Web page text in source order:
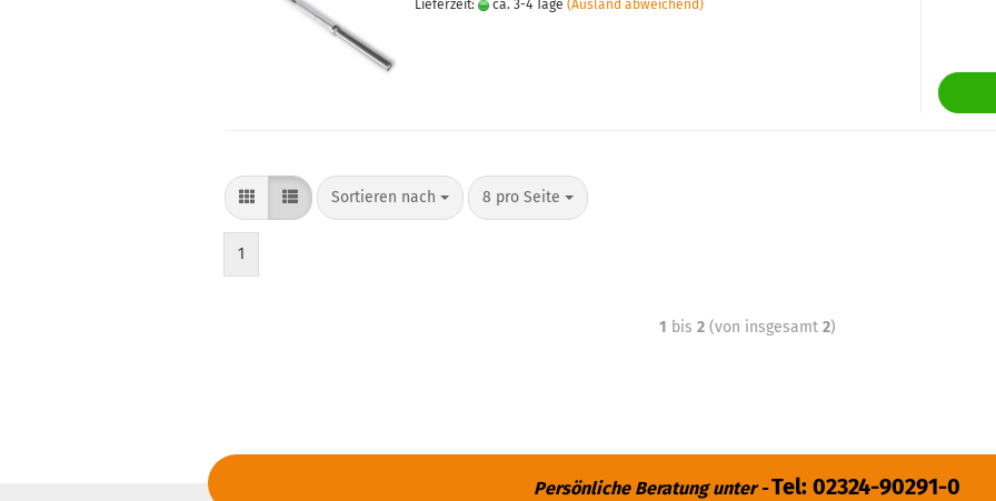
Lieferzeit: ca. 3-4 Tage (Ausland abweichend)
Sortieren nach 8 pro Seite
1
1 bis 2(von insgesamt 2)
Persönliche Beratung unter -Tel: 02324-90291-0